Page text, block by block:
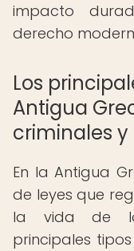
impacto
derecho
Los
Antigua
criminales
En la Antigua
de leyes que
la vida de
principales